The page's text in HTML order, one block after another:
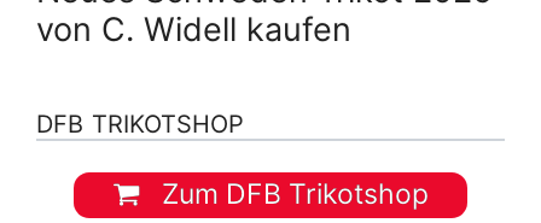
von C. Widell kaufen
DFB TRIKOTSHOP
Zum DFB Trikotshop